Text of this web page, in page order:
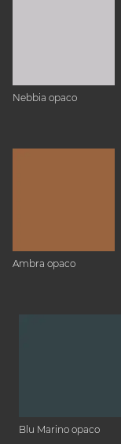
Nebbia opaco
Ambra opaco
Blu Marino opaco